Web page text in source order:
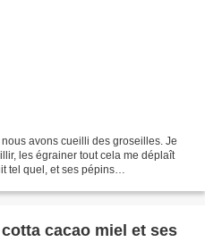
avons cueilli des groseilles. Je
les égrainer tout cela me déplaît
tel quel, et ses pépins
cacao miel et ses